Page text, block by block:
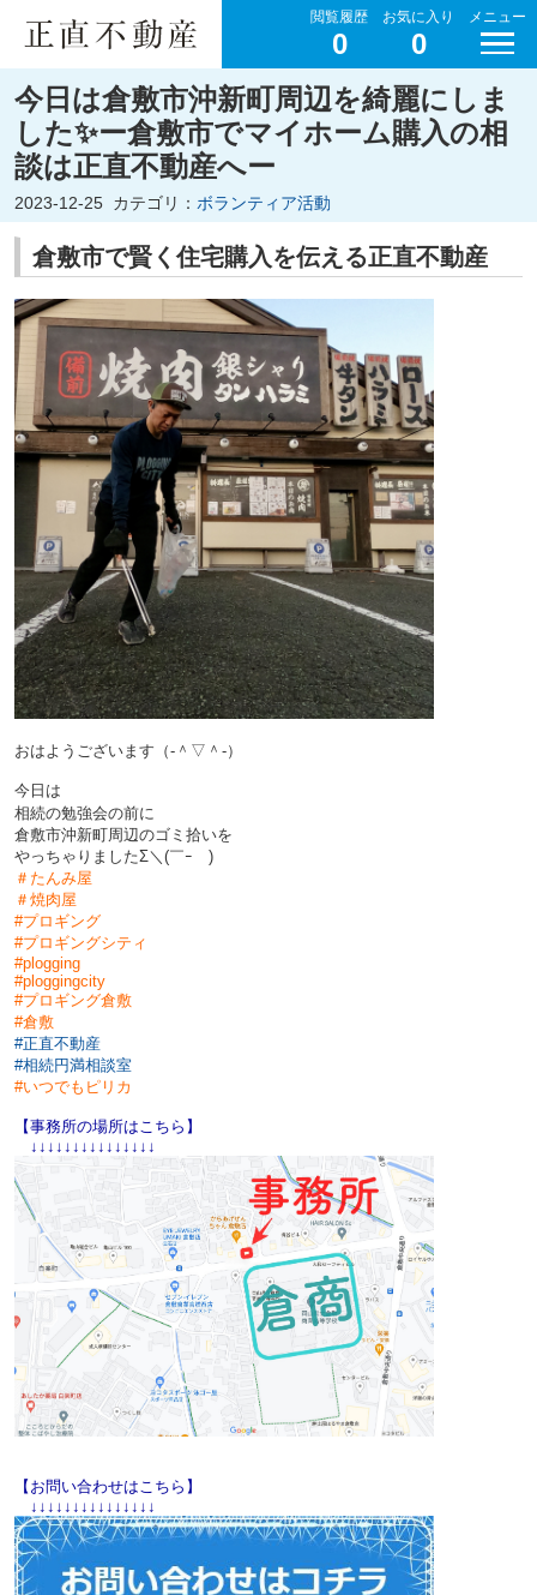
閲覧履歴
0
お気に入り
0
メニュー
今日は倉敷市沖新町周辺を綺麗にしま
した✨ー倉敷市でマイホーム購入の相
談は正直不動産へー
2023-12-25 カテゴリ： ボランティア活動
倉敷市で賢く住宅購入を伝える正直不動産
おはようございます（‐＾▽＾‐）
今日は
相続の勉強会の前に
倉敷市沖新町周辺のゴミ拾いを
やっちゃりましたΣ＼(￣ｰ￣)
＃たんみ屋
＃焼肉屋
#プロギング
#プロギングシティ
#plogging
#ploggingcity
#プロギング倉敷
#倉敷
#正直不動産
#相続円満相談室
#いつでもピリカ
【事務所の場所はこちら】
↓↓↓↓↓↓↓↓↓↓↓↓↓↓↓
【お問い合わせはこちら】
↓↓↓↓↓↓↓↓↓↓↓↓↓↓↓